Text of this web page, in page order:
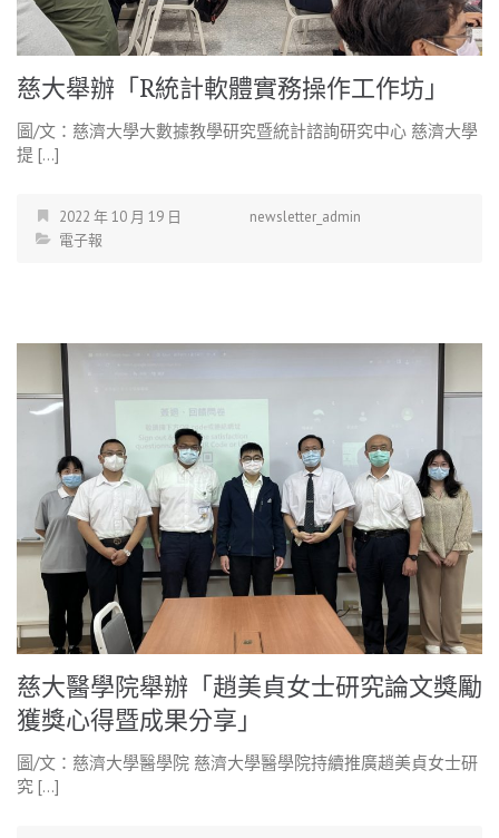
慈大舉辦「R統計軟體實務操作工作坊」
圖/文：慈濟大學大數據教學研究暨統計諮詢研究中心 慈濟大學
提 […]
2022 年 10 月 19 日
newsletter_admin
電子報
慈大醫學院舉辦「趙美貞女士研究論文獎勵
獲獎心得暨成果分享」
圖/文：慈濟大學醫學院 慈濟大學醫學院持續推廣趙美貞女士研
究 […]